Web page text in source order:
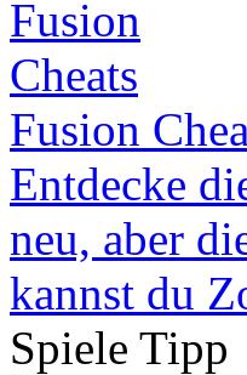
Fusion
Entdecke
neu, aber
kannst du
Spiele Tipp